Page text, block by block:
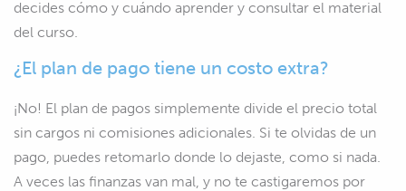
decides cómo y cuándo aprender y consultar el material
del curso.
¿El plan de pago tiene un costo extra?
¡No! El plan de pagos simplemente divide el precio total
sin cargos ni comisiones adicionales. Si te olvidas de un
pago, puedes retomarlo donde lo dejaste, como si nada.
A veces las finanzas van mal, y no te castigaremos por